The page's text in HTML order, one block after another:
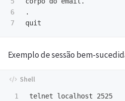
6
.
Exemplo de sessão bem-
1
telnet localhost 2525